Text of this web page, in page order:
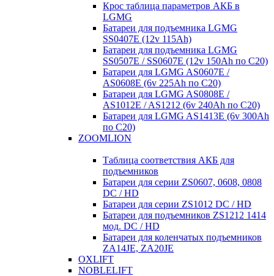
Крос таблица параметров АКБ в
LGMG
Батареи для подъемника LGMG
SS0407E (12v 115Ah)
Батареи для подъемника LGMG
SS0507E / SS0607E (12v 150Ah по С20)
Батареи для LGMG AS0607E /
AS0608E (6v 225Ah по С20)
Батареи для LGMG AS0808E /
AS1012E / AS1212 (6v 240Ah по С20)
Батареи для LGMG AS1413E (6v 300Ah
по С20)
ZOOMLION
Таблица соответствия АКБ для
подъемников
Батареи для серии ZS0607, 0608, 0808
DC / HD
Батареи для серии ZS1012 DC / HD
Батареи для подъемников ZS1212 1414
мод. DC / HD
Батареи для коленчатых подъемников
ZA14JE, ZA20JE
OXLIFT
NOBLELIFT